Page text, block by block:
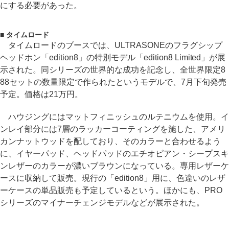
にする必要があった。
■ タイムロード
タイムロードのブースでは、ULTRASONEのフラグシップ
ヘッドホン「edition8」の特別モデル「edition8 Limited」が展
示された。同シリーズの世界的な成功を記念し、全世界限定8
88セットの数量限定で作られたというモデルで、7月下旬発売
予定。価格は21万円。
ハウジングにはマットフィニッシュのルテニウムを使用。イ
ンレイ部分には7層のラッカーコーティングを施した、アメリ
カンナットウッドを配しており、そのカラーと合わせるよう
に、イヤーパッド、ヘッドパッドのエチオピアン・シープスキ
ンレザーのカラーが濃いブラウンになっている。専用レザーケ
ースに収納して販売。現行の「edition8」用に、色違いのレザ
ーケースの単品販売も予定しているという。ほかにも、PRO
シリーズのマイナーチェンジモデルなどが展示された。